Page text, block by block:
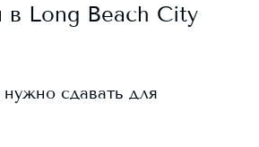
в Long Beach City
сдавать для